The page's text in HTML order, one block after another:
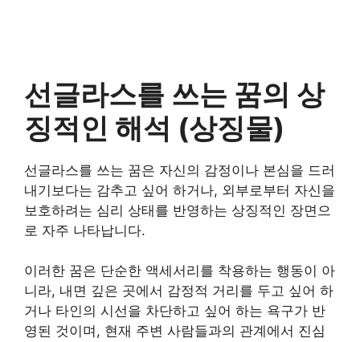
선글라스를 쓰는 꿈의 상
징적인 해석 (상징물)
선글라스를 쓰는 꿈은 자신의 감정이나 본심을 드러
내기보다는 감추고 싶어 하거나, 외부로부터 자신을
보호하려는 심리 상태를 반영하는 상징적인 장면으
로 자주 나타납니다.
이러한 꿈은 단순한 액세서리를 착용하는 행동이 아
니라, 내면 깊은 곳에서 감정적 거리를 두고 싶어 하
거나 타인의 시선을 차단하고 싶어 하는 욕구가 반
영된 것이며, 현재 주변 사람들과의 관계에서 진심